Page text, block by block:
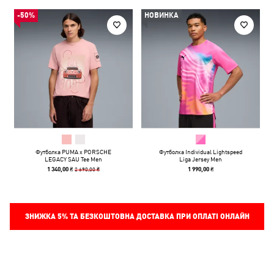
-50%
Футболка PUMA x PORSCHE
LEGACY SAU Tee Men
1 340,00 ₴2 690,00 ₴
НОВИНКА
Футболка Individual Lightspeed
Liga Jersey Men
1 990,00 ₴
ЗНИЖКА 5%ТА БЕЗКОШТОВНА ДОСТАВКА ПРИ ОПЛАТІ ОНЛАЙН